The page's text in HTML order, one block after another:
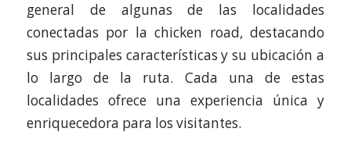
general de algunas de las localidades
conectadas por la chicken road, destacando
sus principales características y su ubicación a
lo largo de la ruta. Cada una de estas
localidades ofrece una experiencia única y
enriquecedora para los visitantes.